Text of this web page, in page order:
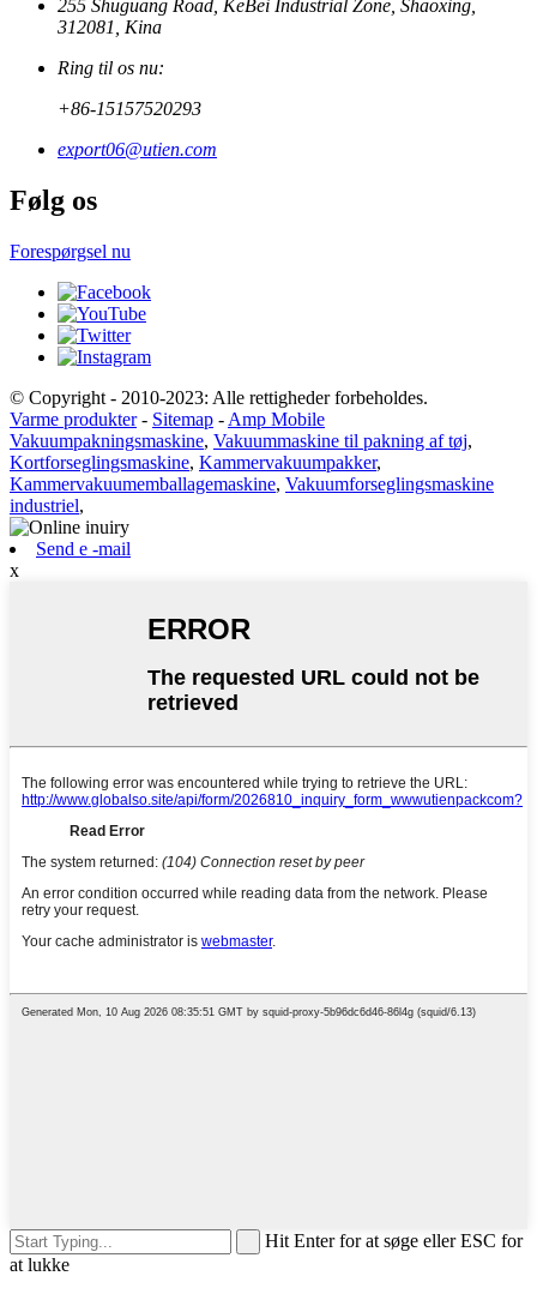
255 Shuguang Road, KeBei Industrial Zone, Shaoxing,
312081, Kina
Ring til os nu:
+86-15157520293
export06@utien.com
Følg os
Forespørgsel nu
© Copyright - 2010-2023: Alle rettigheder forbeholdes.
Varme produkter- Sitemap - Amp Mobile
Vakuumpakningsmaskine, Vakuummaskine til pakning af tøj,
Kortforseglingsmaskine, Kammervakuumpakker,
Kammervakuumemballagemaskine, Vakuumforseglingsmaskine
industriel,
Send e -mail
x
Hit Enter for at søge eller ESC for
at lukke